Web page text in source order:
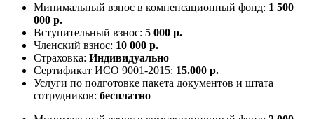
Минимальный взнос в компенсационный фонд: 1 500
000 р.
Вступительный взнос: 5 000 р.
Членский взнос: 10 000 р.
Страховка: Индивидуально
Сертификат ИСО 9001-2015: 15.000 р.
Услуги по подготовке пакета документов и штата
сотрудников: бесплатно